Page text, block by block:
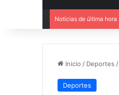
Noticias de última hora
Inicio / Deportes /
Deportes